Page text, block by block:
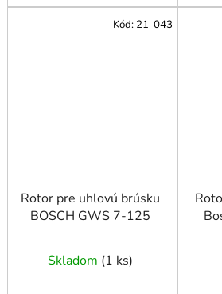
Rotor pre uhlovú brúsku
BOSCH GWS 7-125
Skladom (1 ks)
Kód: 21-043